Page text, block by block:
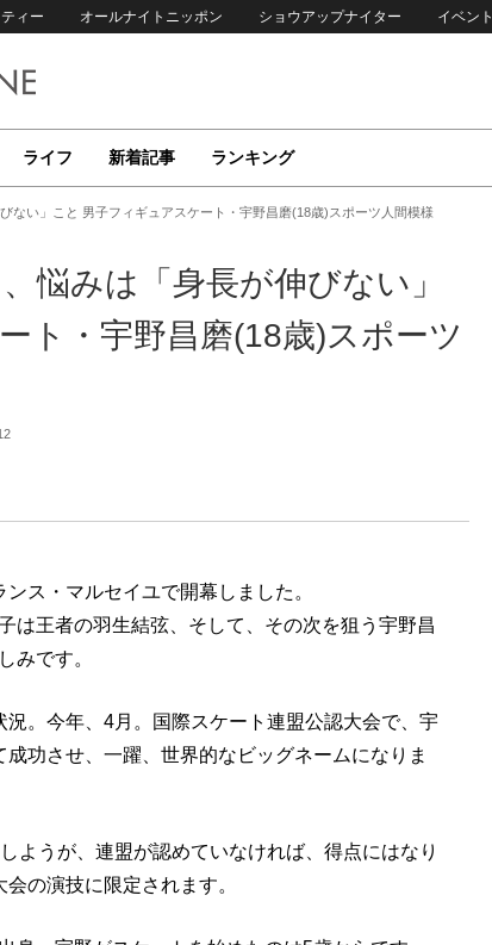
ィー オールナイトニッポン ショウアップナイター イベント
ライフ 新着記事 ランキング
ない」こと 男子フィギュアスケート・宇野昌磨(18歳)スポーツ人間模様
悩みは「身長が伸びない」
ト・宇野昌磨(18歳)スポーツ
ス・マルセイユで開幕しました。
は王者の羽生結弦、そして、その次を狙う宇野昌
みです。
。今年、4月。国際スケート連盟公認大会で、宇
功させ、一躍、世界的なビッグネームになりま
ようが、連盟が認めていなければ、得点にはなり
の演技に限定されます。